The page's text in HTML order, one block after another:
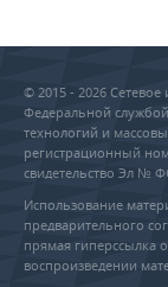
© 2015 - 2026
Федеральной
технологий и
регистрационный
свидетельство Эл №
Использование
предварительного
прямая гиперссылка
воспроизведении